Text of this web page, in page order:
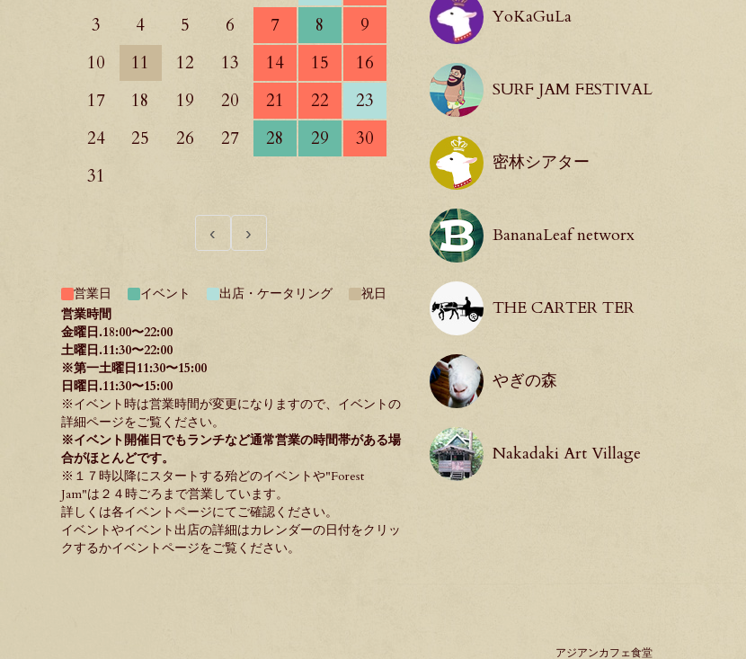
3
4 5 6 7 8
9
10
11 12 13 14 15
16
17
18 19 20 21 22
23
24
25 26 27 28 29
30
31
‹ ›
営業日 イベント 出店・ケータリング
祝日
営業時間
金曜日.18:00〜22:00
土曜日.11:30〜22:00
※第一土曜日11:30〜15:00
日曜日.11:30〜15:00
※イベント時は営業時間が変更になりますので、イベントの
詳細ページをご覧ください。
※イベント開催日でもランチなど通常営業の時間帯がある場
合がほとんどです。
※１７時以降にスタートする殆どのイベントや"Forest
Jam"は２４時ごろまで営業しています。
詳しくは各イベントページにてご確認ください。
イベントやイベント出店の詳細はカレンダーの日付をクリッ
クするかイベントページをご覧ください。
YoKaGuLa
SURF JAM FESTIVAL
密林シアター
BananaLeaf networx
THE CARTER TER
やぎの森
Nakadaki Art Village
アジアンカフェ食堂